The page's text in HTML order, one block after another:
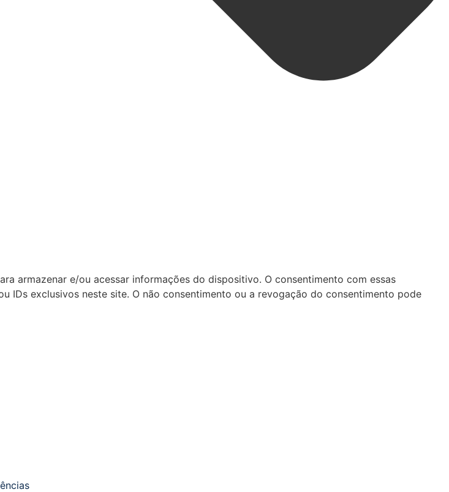
armazenar e/ou acessar informações do dispositivo. O consentimento com essas
exclusivos neste site. O não consentimento ou a revogação do consentimento pode